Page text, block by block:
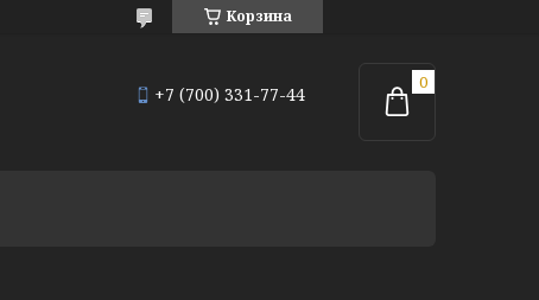
Корзина
+7 (700) 331-77-44